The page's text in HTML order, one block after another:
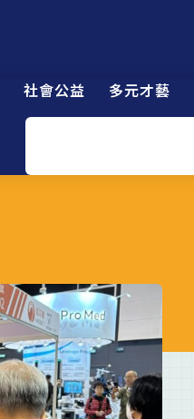
社會公益 多元才藝